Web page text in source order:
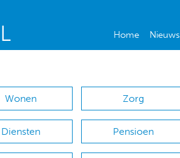
Home Nieuws
Wonen Zorg
Diensten Pensioen